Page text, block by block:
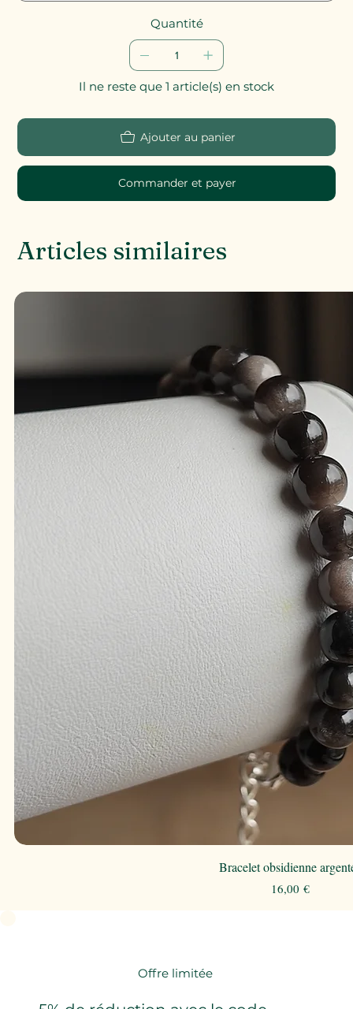
Offre limitée
Articles similaires
Bracelet obsidienne
Prix
16,00 €
Quantité
Il ne reste que 1 article(s) en stock
Ajouter au panier
Commander et payer